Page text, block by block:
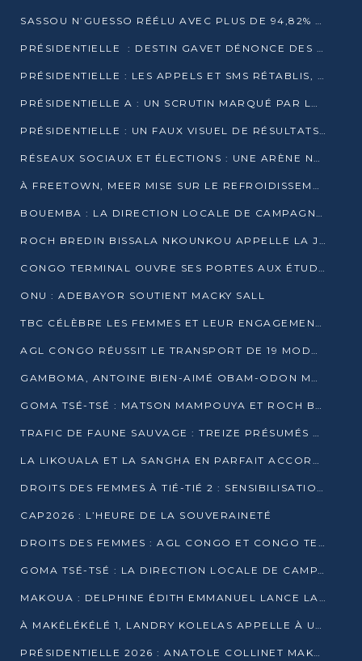
SASSOU N’GUESSO RÉÉLU AVEC PLUS DE 94,82% DES VOIX
PRÉSIDENTIELLE : DESTIN GAVET DÉNONCE DES IRRÉGULARITÉS ET REVENDIQUE LA VICTOIRE
PRÉSIDENTIELLE : LES APPELS ET SMS RÉTABLIS, INTERNET RESTE BLOQUÉ
PRÉSIDENTIELLE A : UN SCRUTIN MARQUÉ PAR LA COUPURE D’INTERNET ET UNE AFFLUENCE TIMIDE À BRAZZAVILLE
PRÉSIDENTIELLE : UN FAUX VISUEL DE RÉSULTATS CIRCULE
RÉSEAUX SOCIAUX ET ÉLECTIONS : UNE ARÈNE NUMÉRIQUE EN PLEINE MUTATION AU CONGO
À FREETOWN, MEER MISE SUR LE REFROIDISSEMENT PASSIF FACE À LA CHALEUR EXTRÊME
BOUEMBA : LA DIRECTION LOCALE DE CAMPAGNE DE DENIS SASSOU N’GUESSO MULTIPLIE LES ACTIVITÉS DE MOBILISATION
ROCH BREDIN BISSALA NKOUNKOU APPELLE LA JEUNESSE DE GOMA TSÉ-TSÉ À UN VOTE MASSIF POUR DENIS SASSOU NGUESSO
CONGO TERMINAL OUVRE SES PORTES AUX ÉTUDIANTS EN TRANSPORT ET LOGISTIQUE
ONU : ADEBAYOR SOUTIENT MACKY SALL
TBC CÉLÈBRE LES FEMMES ET LEUR ENGAGEMENT À L’OCCASION DU 8 MARS
AGL CONGO RÉUSSIT LE TRANSPORT DE 19 MODULES HORS GABARIT ENTRE POINTE-NOIRE ET BRAZZAVILLE
GAMBOMA, ANTOINE BIEN-AIMÉ OBAM-ODON MOBILISE LES 32 148 ÉLECTEURS EN FAVEUR DE DENIS SASSOU NGUESSO
GOMA TSÉ-TSÉ : MATSON MAMPOUYA ET ROCH BREDIN BISSALA NKOUNKOU EN CAMPAGNE DE PROXIMITÉ
TRAFIC DE FAUNE SAUVAGE : TREIZE PRÉSUMÉS TRAFIQUANTS INTERPELLÉS AU CONGO EN 2025
LA LIKOUALA ET LA SANGHA EN PARFAIT ACCORD AVEC LE PROJET DE SOCIÉTÉ DU CANDIDAT DENIS SASSOU-N’GUESSO
DROITS DES FEMMES À TIÉ-TIÉ 2 : SENSIBILISATION ET PÉDAGOGIE SUR LE DROIT DE VOTE
CAP2026 : L’HEURE DE LA SOUVERAINETÉ
DROITS DES FEMMES : AGL CONGO ET CONGO TERMINAL METTENT EN AVANT LE LEADERSHIP FÉMININ
GOMA TSÉ-TSÉ : LA DIRECTION LOCALE DE CAMPAGNE INTENSIFIE LA SENSIBILISATION DANS LES VILLAGES
MAKOUA : DELPHINE ÉDITH EMMANUEL LANCE LA CAMPAGNE POUR DENIS SASSOU-N’GUESSO
À MAKÉLÉKÉLÉ 1, LANDRY KOLELAS APPELLE À UNE MOBILISATION MASSIVE EN FAVEUR DE DENIS SASSOU-N’GUESSO
PRÉSIDENTIELLE 2026 : ANATOLE COLLINET MAKOSSO DÉFEND LE PROJET DE SOCIÉTÉ DE DENIS SASSOU NGUESSO